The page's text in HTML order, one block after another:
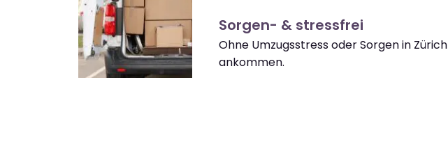
Sorgen- & stressfrei
Ohne Umzugsstress oder Sorgen in Zürich
ankommen.